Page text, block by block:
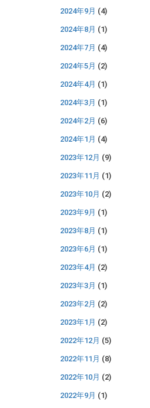
2024年9月 (4)
2024年8月 (1)
2024年7月 (4)
2024年5月 (2)
2024年4月 (1)
2024年3月 (1)
2024年2月 (6)
2024年1月 (4)
2023年12月 (9)
2023年11月 (1)
2023年10月 (2)
2023年9月 (1)
2023年8月 (1)
2023年6月 (1)
2023年4月 (2)
2023年3月 (1)
2023年2月 (2)
2023年1月 (2)
2022年12月 (5)
2022年11月 (8)
2022年10月 (2)
2022年9月 (1)